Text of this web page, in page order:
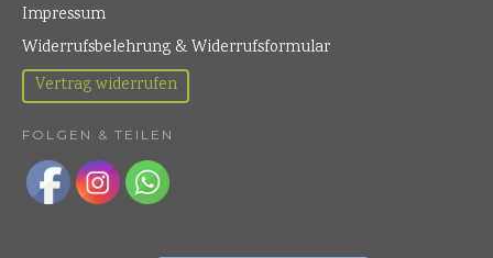
Impressum
Widerrufsbelehrung & Widerrufsformular
Vertrag widerrufen
FOLGEN & TEILEN